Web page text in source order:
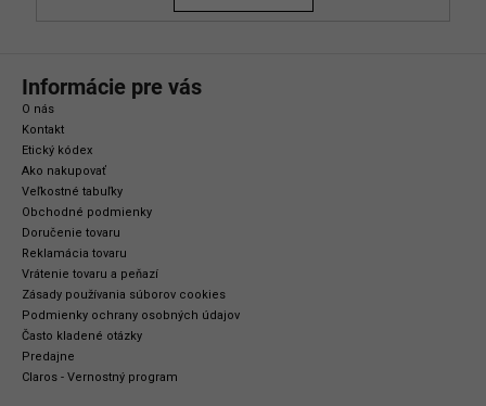
Informácie pre vás
O nás
Kontakt
Etický kódex
Ako nakupovať
Veľkostné tabuľky
Obchodné podmienky
Doručenie tovaru
Reklamácia tovaru
Vrátenie tovaru a peňazí
Zásady používania súborov cookies
Podmienky ochrany osobných údajov
Často kladené otázky
Predajne
Claros - Vernostný program